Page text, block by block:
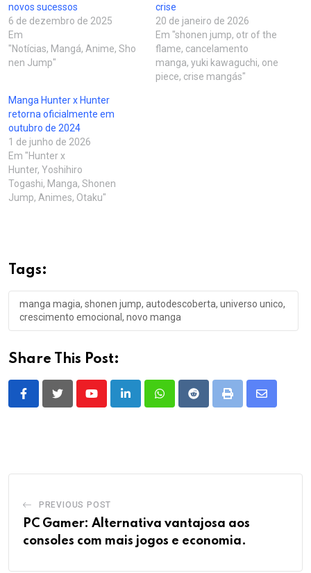
novos sucessos
6 de dezembro de 2025
Em
"Notícias, Mangá, Anime, Sho
nen Jump"
crise
20 de janeiro de 2026
Em "shonen jump, otr of the
flame, cancelamento
manga, yuki kawaguchi, one
piece, crise mangás"
Manga Hunter x Hunter
retorna oficialmente em
outubro de 2024
1 de junho de 2026
Em "Hunter x
Hunter, Yoshihiro
Togashi, Manga, Shonen
Jump, Animes, Otaku"
Tags:
manga magia, shonen jump, autodescoberta, universo unico,
crescimento emocional, novo manga
Share This Post:
YoutubeLinkedInWhatsappRedditPrint
Share
PREVIOUS POST
PC Gamer: Alternativa vantajosa aos
consoles com mais jogos e economia.